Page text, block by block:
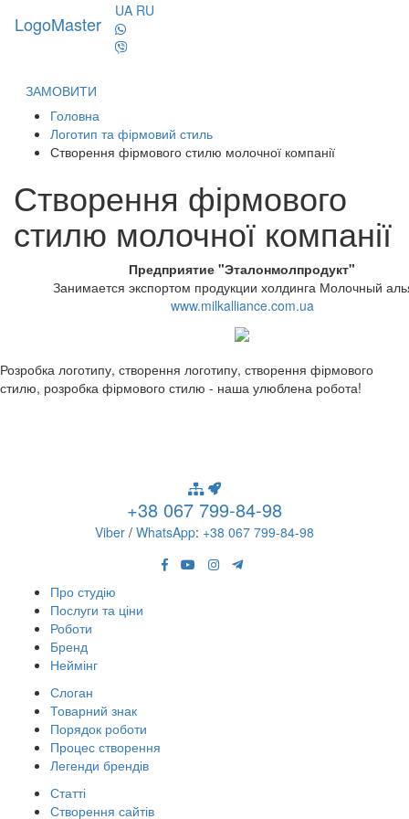
LogoMaster
UA RU
ЗАМОВИТИ
Головна
Логотип та фірмовий стиль
Створення фірмового стилю молочної компанії
Створення фірмового
стилю молочної компанії
Предприятие "Эталонмолпродукт"
Занимается экспортом продукции холдинга Молочный
www.milkalliance.com.ua
Розробка логотипу, створення логотипу, створення фірмового
стилю, розробка фірмового стилю - наша улюблена робота!
+38 067 799-84-98
Viber / WhatsApp: +38 067 799-84-98
Про студію
Послуги та ціни
Роботи
Бренд
Неймінг
Слоган
Товарний знак
Порядок роботи
Процес створення
Легенди брендів
Статті
Створення сайтів